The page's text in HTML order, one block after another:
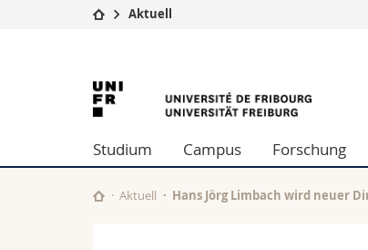
Studium
Campus
Universität
Weiterbildung
Fak. für
Math.-
Aktuell
University
of
Fribourg
Studium Campus Forschung
Aktuell Hans Jörg Limbach wird neuer